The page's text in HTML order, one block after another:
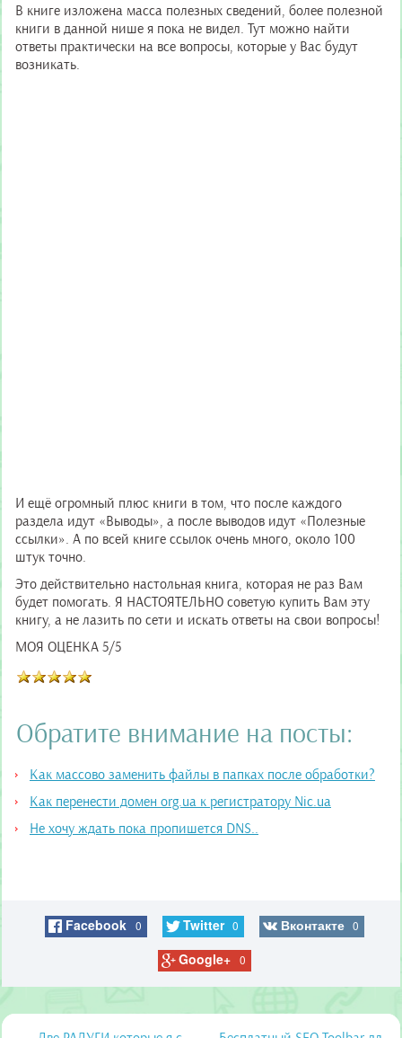
В книге изложена масса полезных сведений, более полезной
книги в данной нише я пока не видел. Тут можно найти
ответы практически на все вопросы, которые у Вас будут
возникать.
И ещё огромный плюс книги в том, что после каждого
раздела идут «Выводы», а после выводов идут «Полезные
ссылки». А по всей книге ссылок очень много, около 100
штук точно.
Это действительно настольная книга, которая не раз Вам
будет помогать. Я НАСТОЯТЕЛЬНО советую купить Вам эту
книгу, а не лазить по сети и искать ответы на свои вопросы!
МОЯ ОЦЕНКА 5/5
Обратите внимание на посты:
Как массово заменить файлы в папках после обработки?
Как перенести домен org.ua к регистратору Nic.ua
Не хочу ждать пока пропишется DNS..
Facebook 0 Twitter 0 Вконтакте 0
Google+ 0